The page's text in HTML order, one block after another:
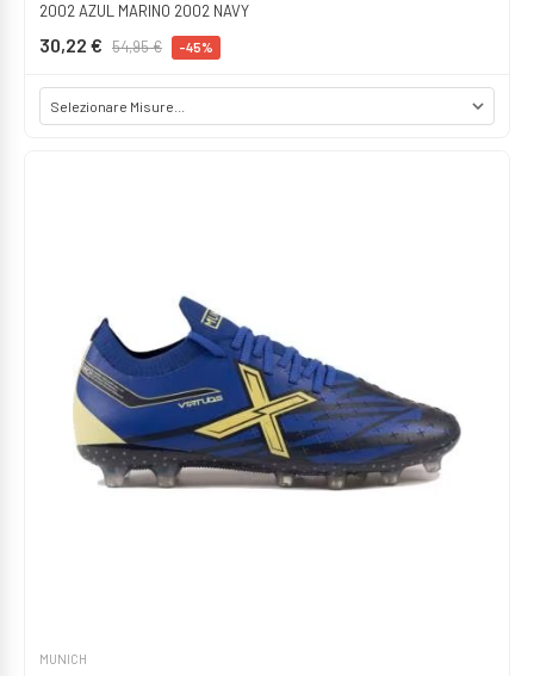
2002 AZUL MARINO 2002 NAVY
30,22 € 54,95 € -45%
MUNICH